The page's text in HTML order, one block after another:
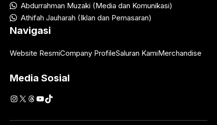
Abdurrahman Muzaki (Media dan Komunikasi)
Athifah Jauharah (Iklan dan Pemasaran)
Navigasi
Website ResmiCompany ProfileSaluran KamiMerchandise
Media Sosial
Instagram
X Threads
YouTube
TikTok